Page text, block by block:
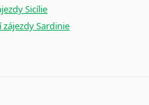
Sicílie
Sardinie